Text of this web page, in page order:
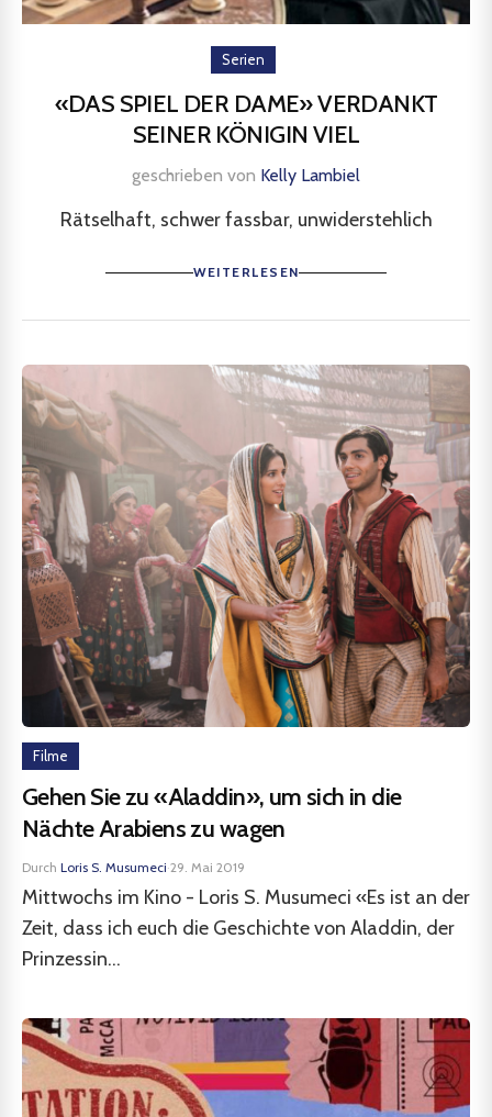
Serien
«DAS SPIEL DER DAME» VERDANKT
SEINER KÖNIGIN VIEL
geschrieben von Kelly Lambiel
Rätselhaft, schwer fassbar, unwiderstehlich
WEITERLESEN
Filme
Gehen Sie zu «Aladdin», um sich in die
Nächte Arabiens zu wagen
Durch Loris S. Musumeci·29. Mai 2019
Mittwochs im Kino - Loris S. Musumeci «Es ist an der
Zeit, dass ich euch die Geschichte von Aladdin, der
Prinzessin...